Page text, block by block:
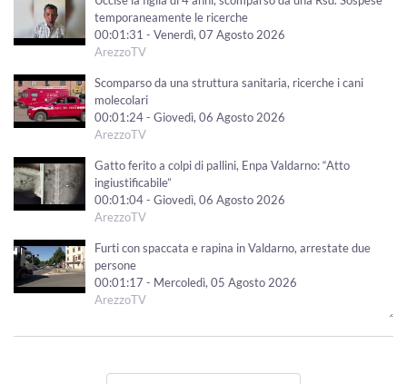
temporaneamente le ricerche
00:01:31 - Venerdì, 07 Agosto 2026
ArezzoTV
Scomparso da una struttura sanitaria, ricerche i cani
molecolari
00:01:24 - Giovedì, 06 Agosto 2026
ArezzoTV
Gatto ferito a colpi di pallini, Enpa Valdarno: “Atto
ingiustificabile”
00:01:04 - Giovedì, 06 Agosto 2026
ArezzoTV
Furti con spaccata e rapina in Valdarno, arrestate due
persone
00:01:17 - Mercoledì, 05 Agosto 2026
ArezzoTV